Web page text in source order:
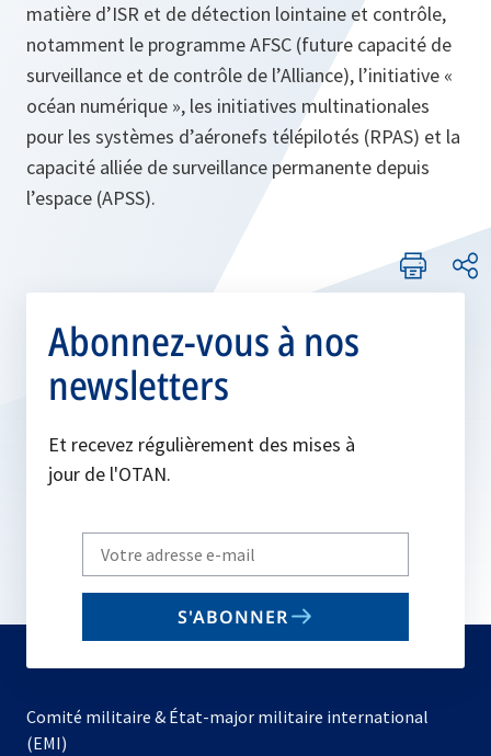
matière d’ISR et de détection lointaine et contrôle,
notamment le programme AFSC (future capacité de
surveillance et de contrôle de l’Alliance), l’initiative «
océan numérique », les initiatives multinationales
pour les systèmes d’aéronefs télépilotés (RPAS) et la
capacité alliée de surveillance permanente depuis
l’espace (APSS).
Abonnez-vous à nos
newsletters
Et recevez régulièrement des mises à
jour de l'OTAN.
Write
your
email
S'ABONNER
Comité militaire & État-major militaire international
(EMI)